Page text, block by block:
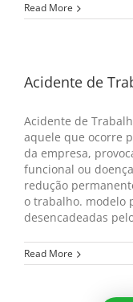
Read More
Acidente de
Acidente de
aquele que ocorre
da empresa,
funcional ou
redução
o trabalho. modelo
desencadeadas
Read More